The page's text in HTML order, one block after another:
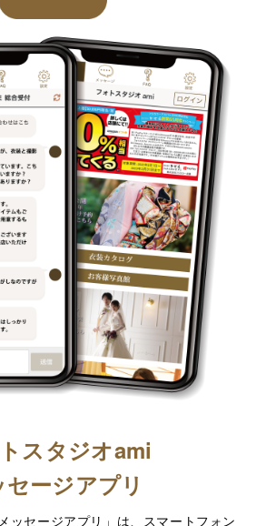
スタジオami
セージアプリ
ッセージアプリ」は、スマートフォン